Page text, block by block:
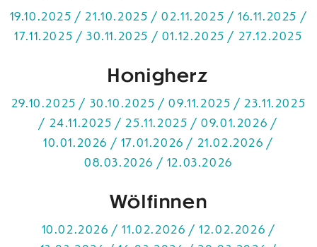
19.10.2025 / 21.10.2025 / 02.11.2025 / 16.11.2025 /
17.11.2025 / 30.11.2025 / 01.12.2025 / 27.12.2025
Honigherz
29.10.2025 / 30.10.2025 / 09.11.2025 / 23.11.2025
/ 24.11.2025 / 25.11.2025 / 09.01.2026 /
10.01.2026 / 17.01.2026 / 21.02.2026 /
08.03.2026 / 12.03.2026
Wölfinnen
10.02.2026 / 11.02.2026 / 12.02.2026 /